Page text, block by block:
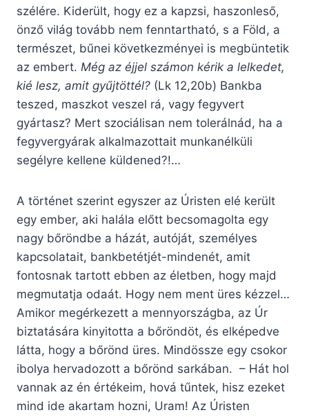
szélére. Kiderült, hogy ez a kapzsi, haszonleső,
önző világ tovább nem fenntartható, s a Föld, a
természet, bűnei következményei is megbüntetik
az embert. Még az éjjel számon kérik a lelkedet,
kié lesz, amit gyűjtöttél? (Lk 12,20b) Bankba
teszed, maszkot veszel rá, vagy fegyvert
gyártasz? Mert szociálisan nem tolerálnád, ha a
fegyvergyárak alkalmazottait munkanélküli
segélyre kellene küldened?!…
A történet szerint egyszer az Úristen elé került
egy ember, aki halála előtt becsomagolta egy
nagy bőröndbe a házát, autóját, személyes
kapcsolatait, bankbetétjét-mindenét, amit
fontosnak tartott ebben az életben, hogy majd
megmutatja odaát. Hogy nem ment üres kézzel…
Amikor megérkezett a mennyországba, az Úr
biztatására kinyitotta a bőröndöt, és elképedve
látta, hogy a bőrönd üres. Mindössze egy csokor
ibolya hervadozott a bőrönd sarkában. – Hát hol
vannak az én értékeim, hová tűntek, hisz ezeket
mind ide akartam hozni, Uram! Az Úristen